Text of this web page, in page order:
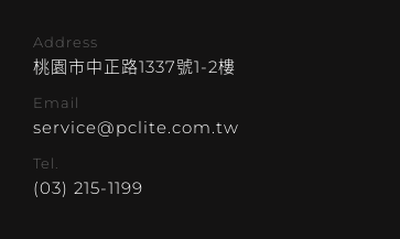
Address
桃園市中正路1337號1-2樓
Email
service@pclite.com.tw
Tel.
(03) 215-1199